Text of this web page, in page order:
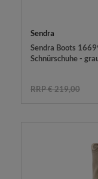
Sendra
Sendra Boots
Schnürschuhe -
RRP € 219,00